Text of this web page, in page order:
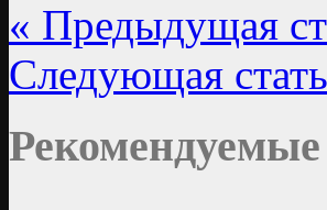
« Предыдущая
Следующая